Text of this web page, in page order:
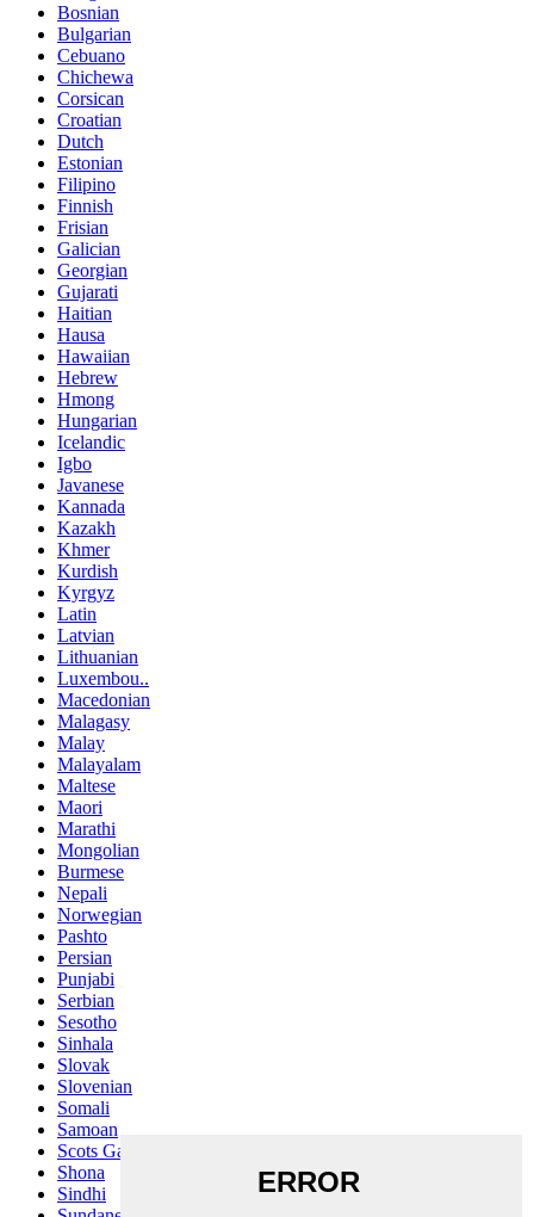
Bosnian
Bulgarian
Cebuano
Chichewa
Corsican
Croatian
Dutch
Estonian
Filipino
Finnish
Frisian
Galician
Georgian
Gujarati
Haitian
Hausa
Hawaiian
Hebrew
Hmong
Hungarian
Icelandic
Igbo
Javanese
Kannada
Kazakh
Khmer
Kurdish
Kyrgyz
Latin
Latvian
Lithuanian
Luxembou..
Macedonian
Malagasy
Malay
Malayalam
Maltese
Maori
Marathi
Mongolian
Burmese
Nepali
Norwegian
Pashto
Persian
Punjabi
Serbian
Sesotho
Sinhala
Slovak
Slovenian
Somali
Samoan
Scots Gaelic
Shona
Sindhi